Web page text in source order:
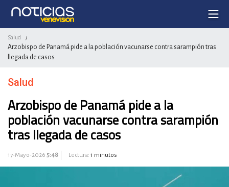
Salud /
Arzobispo de Panamá pide a la población vacunarse contra sarampión tras
llegada de casos
Salud
Arzobispo de Panamá pide a la
población vacunarse contra sarampión
tras llegada de casos
17-Mayo-2026 5:48 Lectura: 1 minutos